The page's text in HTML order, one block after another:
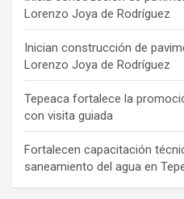
k
Lorenzo Joya de Rodríguez
Inician construcción de
Lorenzo Joya de Rodríguez
Tepeaca fortalece la
con visita guiada
Fortalecen capacitación
saneamiento del agua en